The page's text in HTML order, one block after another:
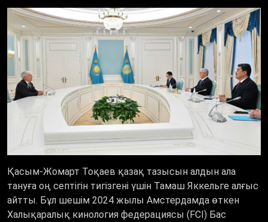
Қасым-Жомарт Тоқаев қазақ тазысын алдын ала
тануға оң септігін тигізгені үшін Тамаш Яккельге алғыс
айтты. Бұл шешім 2024 жылы Амстердамда өткен
Халықаралық кинология федерациясы (FCI) Бас